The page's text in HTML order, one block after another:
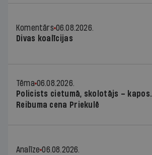
Komentārs 06.08.2026.
Divas koalīcijas
Tēma 06.08.2026.
Policists cietumā, skolotājs – kapos.
Reibuma cena Priekulē
Analīze 06.08.2026.